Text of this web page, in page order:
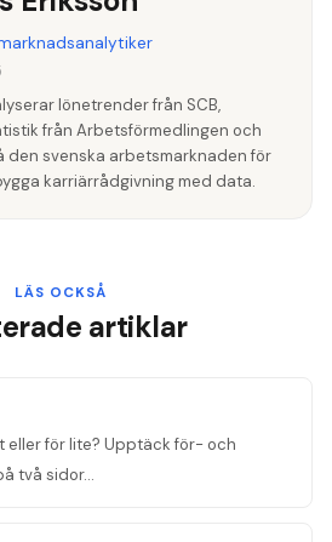
lönetrender från SCB,
från Arbetsförmedlingen och
den svenska arbetsmarknaden för
karriärrådgivning med data.
LÄS OCKSÅ
artiklar
eller för lite? Upptäck för- och
två sidor…